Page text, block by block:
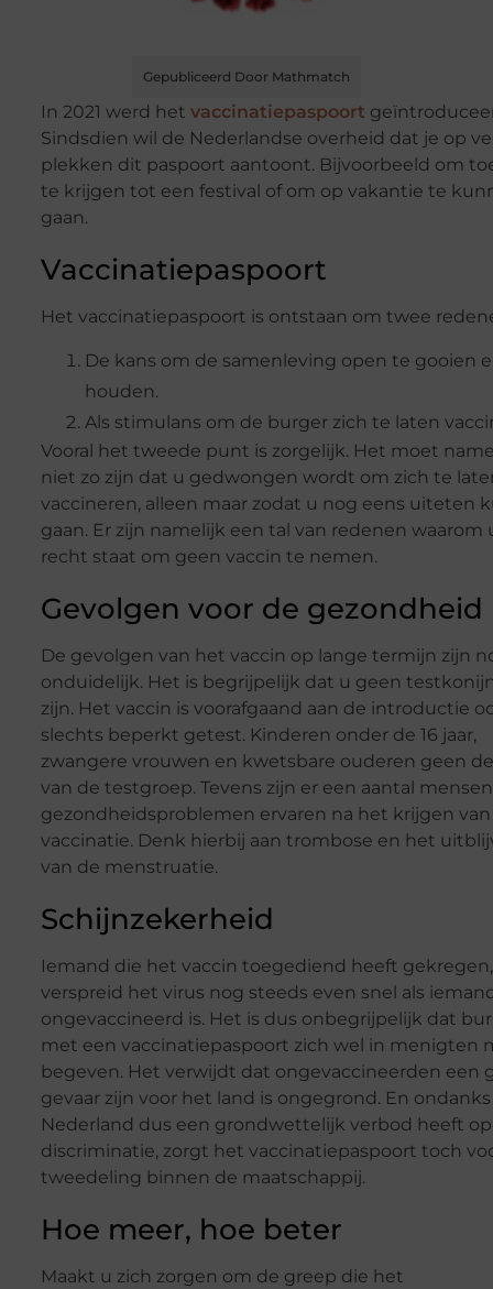
Gepubliceerd Door Mathmatch
In 2021 werd het vaccinatiepaspoort
Sindsdien wil de Nederlandse overheid dat je op
plekken dit paspoort aantoont. Bijvoorbeeld om
te krijgen tot een festival of om op vakantie te
gaan.
Vaccinatiepaspoort
Het vaccinatiepaspoort is ontstaan om twee
De kans om de samenleving open te gooien
houden.
Als stimulans om de burger zich te laten
Vooral het tweede punt is zorgelijk. Het moet
niet zo zijn dat u gedwongen wordt om zich te
vaccineren, alleen maar zodat u nog eens uiteten
gaan. Er zijn namelijk een tal van redenen waarom
recht staat om geen vaccin te nemen.
Gevolgen voor de gezondheid
De gevolgen van het vaccin op lange termijn zijn
onduidelijk. Het is begrijpelijk dat u geen
zijn. Het vaccin is voorafgaand aan de introductie
slechts beperkt getest. Kinderen onder de 16 jaar,
zwangere vrouwen en kwetsbare ouderen geen
van de testgroep. Tevens zijn er een aantal
gezondheidsproblemen ervaren na het krijgen
vaccinatie. Denk hierbij aan trombose en het
van de menstruatie.
Schijnzekerheid
Iemand die het vaccin toegediend heeft gekregen,
verspreid het virus nog steeds even snel als
ongevaccineerd is. Het is dus onbegrijpelijk dat
met een vaccinatiepaspoort zich wel in menigten
begeven. Het verwijdt dat ongevaccineerden een
gevaar zijn voor het land is ongegrond. En
Nederland dus een grondwettelijk verbod heeft op
discriminatie, zorgt het vaccinatiepaspoort toch
tweedeling binnen de maatschappij.
Hoe meer, hoe beter
Maakt u zich zorgen om de greep die het